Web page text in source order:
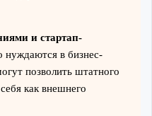
и стартап-
нуждаются в бизнес-
позволить штатного
как внешнего